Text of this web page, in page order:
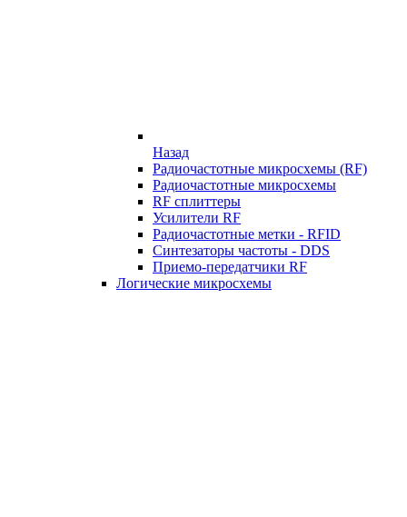
Назад
Радиочастотные микросхемы (RF)
Радиочастотные микросхемы
RF сплиттеры
Усилители RF
Радиочастотные метки - RFID
Синтезаторы частоты - DDS
Приемо-передатчики RF
Логические микросхемы